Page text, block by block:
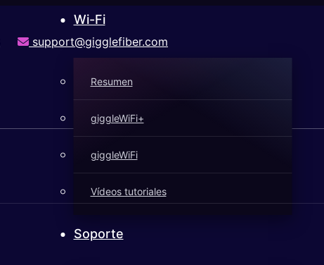
support@gigglefiber.com
Wi-Fi
Resumen
giggleWiFi+
giggleWiFi
Vídeos tutoriales
Soporte